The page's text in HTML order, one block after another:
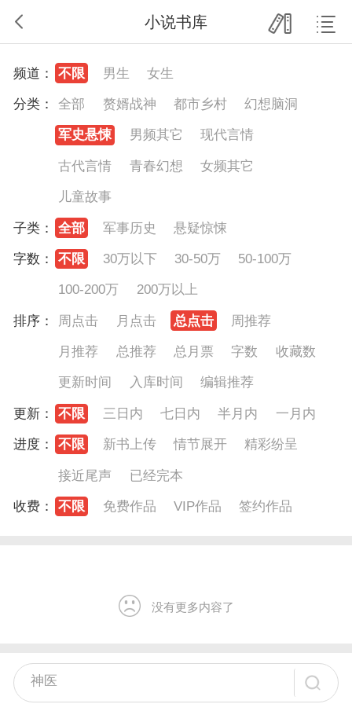
小说书库
频道： 不限 男生
女生
分类：
全部 赘婿战神 都市乡村
幻想脑洞
军史悬悚
男频其它
现代言情
古代言情
青春幻想
女频其它
儿童故事
子类：
全部 军事历史
悬疑惊悚
字数：
不限 30万以下 30-50万
50-100万
100-200万
200万以上
排序：
周点击 月点击 总点击
周推荐
月推荐
总推荐 总月票 字数
收藏数
更新时间
入库时间
编辑推荐
更新：
不限 三日内 七日内 半月内
一月内
进度：
不限 新书上传 情节展开
精彩纷呈
接近尾声
已经完本
收费：
不限 免费作品 VIP作品 签约作品
没有更多内容了